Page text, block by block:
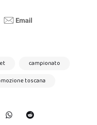
campionato
toscana